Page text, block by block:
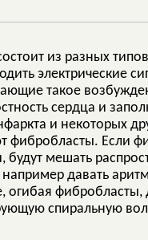
из разных
электрические
такое
сердца и
и некоторых
фибробласты. Если
мешать
давать
огибая
спиральную